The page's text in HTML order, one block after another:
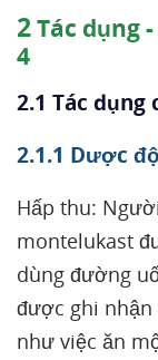
2Tác dụng
4
2.1 Tác
2.1.1 Dược
Hấp thu:
montelukast
dùng đường
được ghi nhận
như việc ăn